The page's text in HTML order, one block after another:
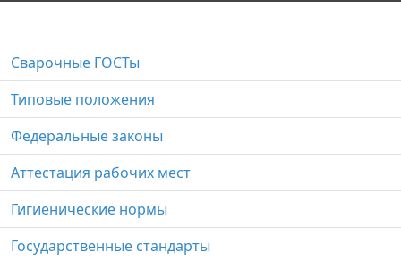
Сварочные ГОСТы
Типовые положения
Федеральные законы
Аттестация рабочих мест
Гигиенические нормы
Государственные стандарты